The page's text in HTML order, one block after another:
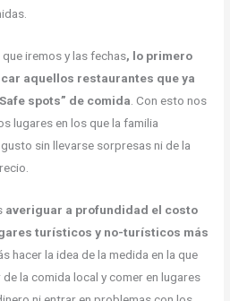
iremos y las fechas, lo primero
aquellos restaurantes que ya
spots” de comida . Con esto nos
lugares en los que la familia
sin llevarse sorpresas ni de la
averiguar a profundidad el costo
turísticos y no-turísticos más
hacer la idea de la medida en la que
la comida local y comer en lugares